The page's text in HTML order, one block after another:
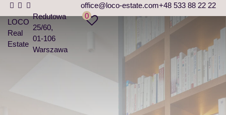
LOCO
Real
Estate
Redutowa
25/60
01-106
Warszawa
office@loco-estate.com+48 533 88 22 22
0